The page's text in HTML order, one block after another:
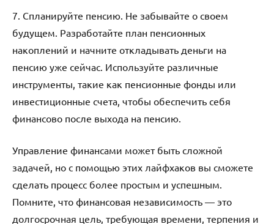
7. Спланируйте пенсию. Не забывайте о своем
будущем. Разработайте план пенсионных
накоплений и начните откладывать деньги на
пенсию уже сейчас. Используйте различные
инструменты, такие как пенсионные фонды или
инвестиционные счета, чтобы обеспечить себя
финансово после выхода на пенсию.
Управление финансами может быть сложной
задачей, но с помощью этих лайфхаков вы сможете
сделать процесс более простым и успешным.
Помните, что финансовая независимость — это
долгосрочная цель, требующая времени, терпения и